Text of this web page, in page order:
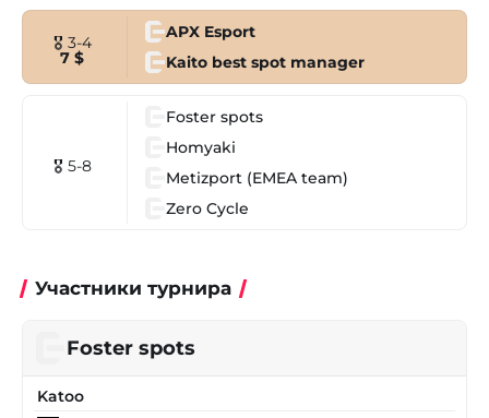
🎖 3-4
7 $
APX Esport
Kaito best spot manager
🎖 5-8
Foster spots
Homyaki
Metizport (EMEA team)
Zero Cycle
Участники турнира
Foster spots
Katoo